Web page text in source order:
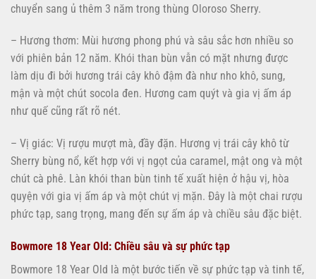
chuyển sang ủ thêm 3 năm trong thùng Oloroso Sherry.
– Hương thơm: Mùi hương phong phú và sâu sắc hơn nhiều so
với phiên bản 12 năm. Khói than bùn vẫn có mặt nhưng được
làm dịu đi bởi hương trái cây khô đậm đà như nho khô, sung,
mận và một chút socola đen. Hương cam quýt và gia vị ấm áp
như quế cũng rất rõ nét.
– Vị giác: Vị rượu mượt mà, đầy đặn. Hương vị trái cây khô từ
Sherry bùng nổ, kết hợp với vị ngọt của caramel, mật ong và một
chút cà phê. Làn khói than bùn tinh tế xuất hiện ở hậu vị, hòa
quyện với gia vị ấm áp và một chút vị mặn. Đây là một chai rượu
phức tạp, sang trọng, mang đến sự ấm áp và chiều sâu đặc biệt.
Bowmore 18 Year Old: Chiều sâu và sự phức tạp
Bowmore 18 Year Old là một bước tiến về sự phức tạp và tinh tế,